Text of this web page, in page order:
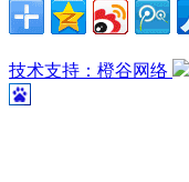
技术支持：橙谷网络